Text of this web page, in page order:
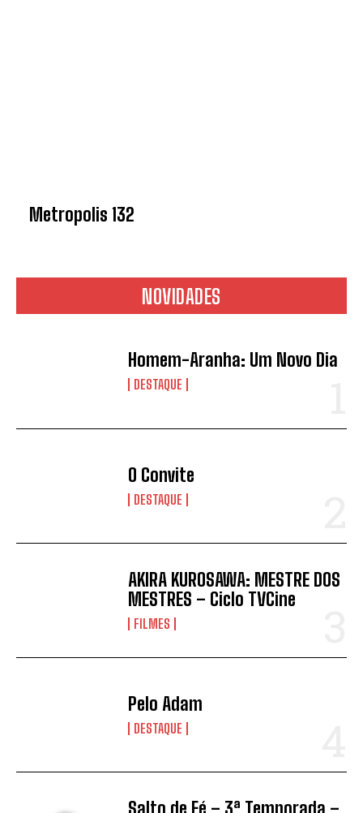
Metropolis 132
NOVIDADES
Homem-Aranha: Um Novo Dia
DESTAQUE
O Convite
DESTAQUE
AKIRA KUROSAWA: MESTRE DOS
MESTRES – Ciclo TVCine
FILMES
Pelo Adam
DESTAQUE
Salto de Fé – 3ª Temporada –